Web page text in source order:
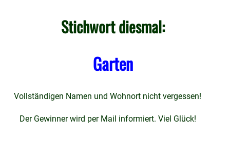
Stichwort diesmal:
Garten
Vollständigen Namen und Wohnort nicht vergessen!
Der Gewinner wird per Mail informiert. Viel Glück!